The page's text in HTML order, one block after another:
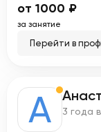
от 1000 ₽
за занятие
Перейти в
А 3 года